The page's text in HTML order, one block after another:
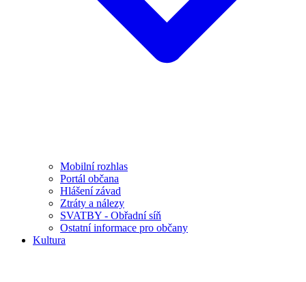
Mobilní rozhlas
Portál občana
Hlášení závad
Ztráty a nálezy
SVATBY - Obřadní síň
Ostatní informace pro občany
Kultura